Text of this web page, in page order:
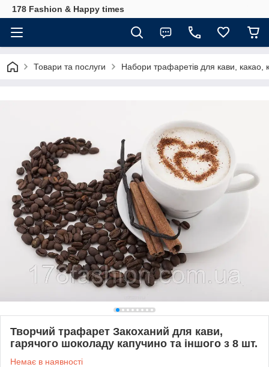
178 Fashion & Happy times
Товари та послуги Набори трафаретів для кави, какао,
Творчий трафарет Закоханий для кави,
гарячого шоколаду капучино та іншого з 8 шт.
Немає в наявності